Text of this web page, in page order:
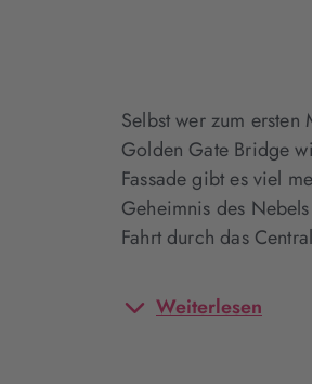
Selbst wer zum
Golden Gate Bridge
Fassade gibt es viel
Geheimnis des
Fahrt durch das
Weiterlesen